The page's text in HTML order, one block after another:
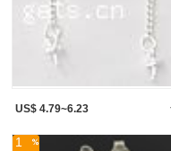
US$ 4.79~6.23
1